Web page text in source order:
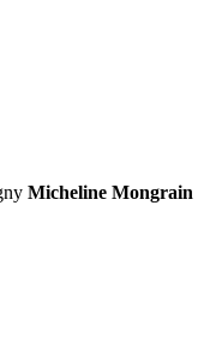
Micheline Mongrain